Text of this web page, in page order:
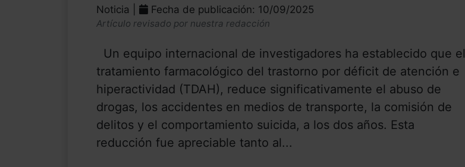
Noticia | Fecha de publicación: 10/09/2025
Artículo revisado por nuestra redacción
Un equipo internacional de investigadores ha establecido que el
tratamiento farmacológico del trastorno por déficit de atención e
hiperactividad (TDAH), reduce significativamente el abuso de
drogas, los accidentes en medios de transporte, la comisión de
delitos y el comportamiento suicida, a los dos años. Esta
reducción fue apreciable tanto al...